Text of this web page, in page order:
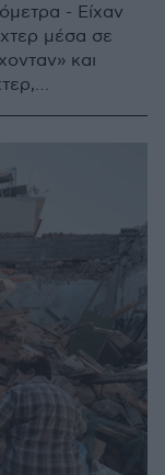
- Είχαν
μέσα σε
και